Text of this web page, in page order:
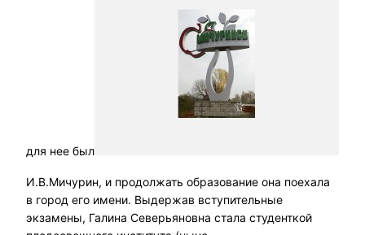
для нее был
И.В.Мичурин, и продолжать образование она поехала
в город его имени. Выдержав вступительные
экзамены, Галина Северьяновна стала студенткой